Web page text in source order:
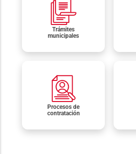
Trámites
municipales
Procesos de
contratación